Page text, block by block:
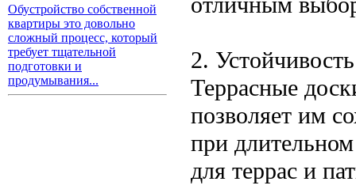
Обустройство собственной
квартиры это довольно
сложный процесс, который
требует тщательной
подготовки и
продумывания...
2.
Террасные
позволяет им
при
для террас и